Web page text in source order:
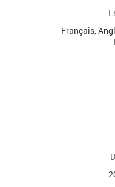
Français,